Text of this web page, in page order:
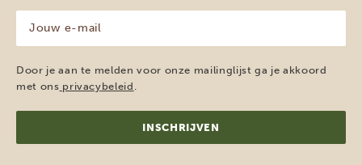
mailadres
(Vereist)
Door je aan te melden voor onze mailinglijst ga je akkoord
met ons privacybeleid .